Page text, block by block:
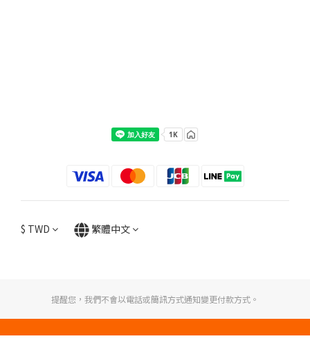
$ TWD 繁體中文
提醒您，我們不會以電話或簡訊方式通知變更付款方式。